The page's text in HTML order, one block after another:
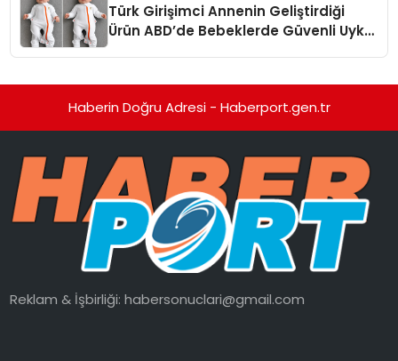
Türk Girişimci Annenin Geliştirdiği
Ürün ABD’de Bebeklerde Güvenli Uyku
Haberin Doğru Adresi - Haberport.gen.tr
Reklam & İşbirliği:habersonuclari@gmail.com